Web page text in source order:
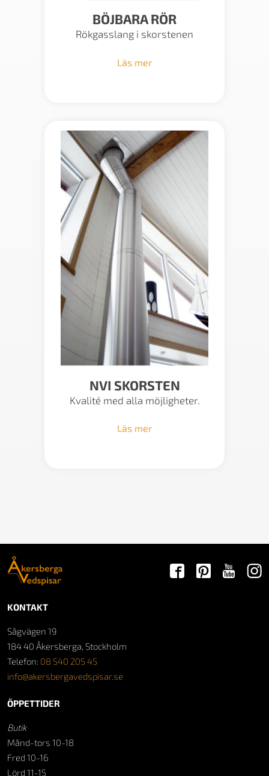
BÖJBARA RÖR
Rökgasslang i skorstenen
Läs mer
NVI SKORSTEN
Kvalité med alla möjligheter.
Läs mer
KONTAKT
Sågvägen 19
184 40 Åkersberga, Stockholm
Telefon: 08 540 205 45
info@akersbergavedspisar.se
ÖPPETTIDER
Butik
Månd-tors 10-18
Fred 10-16
Lörd 11-15